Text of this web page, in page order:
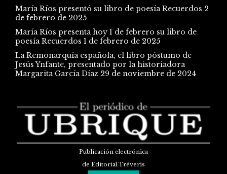
María Ríos presentó su libro de poesía Recuerdos 2
de febrero de 2025
María Ríos presenta hoy 1 de febrero su libro de
poesía Recuerdos 1 de febrero de 2025
La Remonarquía española, el libro póstumo de
Jesús Ynfante, presentado por la historiadora
Margarita García Díaz 29 de noviembre de 2024
Publicación electrónica
de Editorial Tréveris